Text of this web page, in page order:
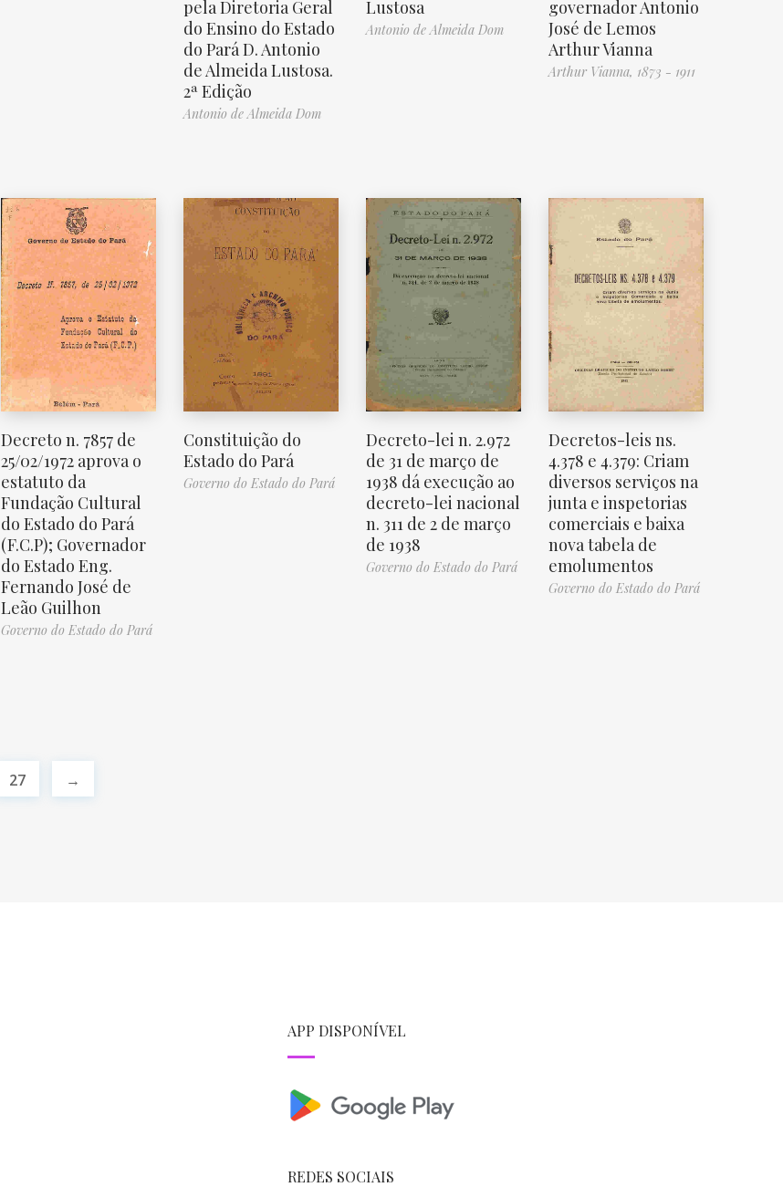
pela Diretoria Geral
do Ensino do Estado
do Pará D. Antonio
de Almeida Lustosa.
2ª Edição
Antonio de Almeida Dom
Lustosa
Antonio de Almeida Dom
governador Antonio
José de Lemos
Arthur Vianna
Arthur Vianna, 1873 - 1911
Decreto n. 7857 de
25/02/1972 aprova o
estatuto da
Fundação Cultural
do Estado do Pará
(F.C.P); Governador
do Estado Eng.
Fernando José de
Leão Guilhon
Governo do Estado do Pará
Constituição do
Estado do Pará
Governo do Estado do Pará
Decreto-lei n. 2.972
de 31 de março de
1938 dá execução ao
decreto-lei nacional
n. 311 de 2 de março
de 1938
Governo do Estado do Pará
Decretos-leis ns.
4.378 e 4.379: Criam
diversos serviços na
junta e inspetorias
comerciais e baixa
nova tabela de
emolumentos
Governo do Estado do Pará
27 →
APP DISPONÍVEL
REDES SOCIAIS